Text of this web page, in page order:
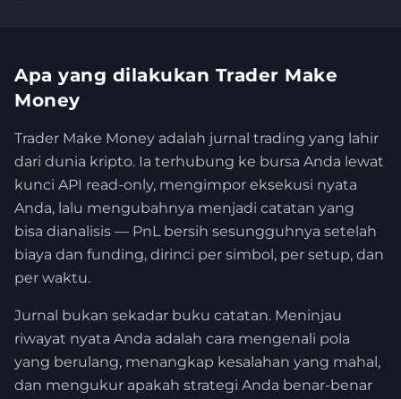
Apa yang dilakukan Trader Make
Money
Trader Make Money adalah jurnal trading yang lahir
dari dunia kripto. Ia terhubung ke bursa Anda lewat
kunci API read-only, mengimpor eksekusi nyata
Anda, lalu mengubahnya menjadi catatan yang
bisa dianalisis — PnL bersih sesungguhnya setelah
biaya dan funding, dirinci per simbol, per setup, dan
per waktu.
Jurnal bukan sekadar buku catatan. Meninjau
riwayat nyata Anda adalah cara mengenali pola
yang berulang, menangkap kesalahan yang mahal,
dan mengukur apakah strategi Anda benar-benar